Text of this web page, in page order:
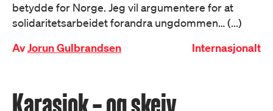
betydde for Norge. Jeg vil argumentere for at
solidaritetsarbeidet forandra ungdommen… (...)
AvJorun Gulbrandsen Internasjonalt